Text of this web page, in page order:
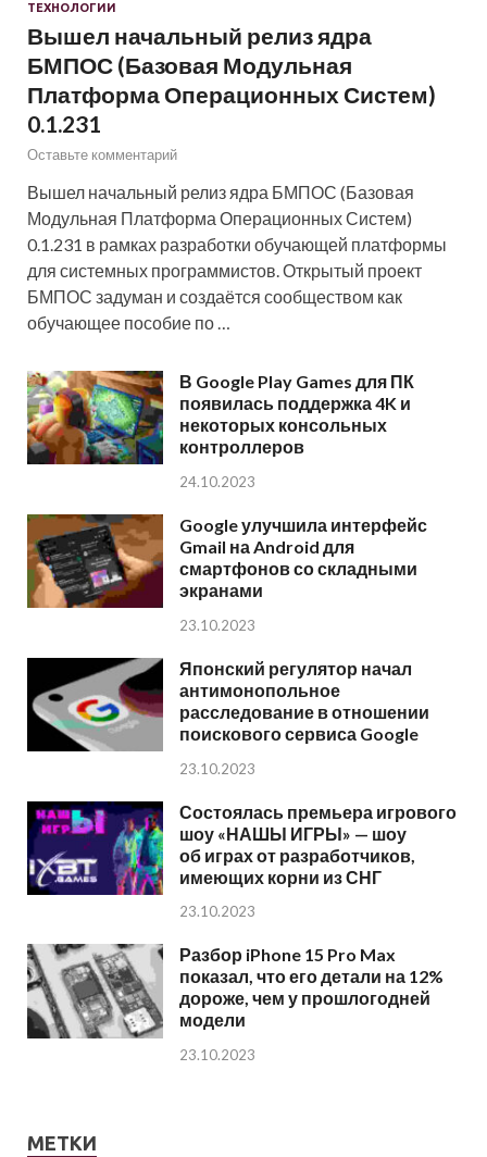
ТЕХНОЛОГИИ
Вышел начальный релиз ядра
БМПОС (Базовая Модульная
Платформа Операционных Систем)
0.1.231
Оставьте комментарий
Вышел начальный релиз ядра БМПОС (Базовая
Модульная Платформа Операционных Систем)
0.1.231 в рамках разработки обучающей платформы
для системных программистов. Открытый проект
БМПОС задуман и создаётся сообществом как
обучающее пособие по …
В Google Play Games для ПК
появилась поддержка 4K и
некоторых консольных
контроллеров
24.10.2023
Google улучшила интерфейс
Gmail на Android для
смартфонов со складными
экранами
23.10.2023
Японский регулятор начал
антимонопольное
расследование в отношении
поискового сервиса Google
23.10.2023
Состоялась премьера игрового
шоу «НАШЫ ИГРЫ» — шоу
об играх от разработчиков,
имеющих корни из СНГ
23.10.2023
Разбор iPhone 15 Pro Max
показал, что его детали на 12%
дороже, чем у прошлогодней
модели
23.10.2023
МЕТКИ